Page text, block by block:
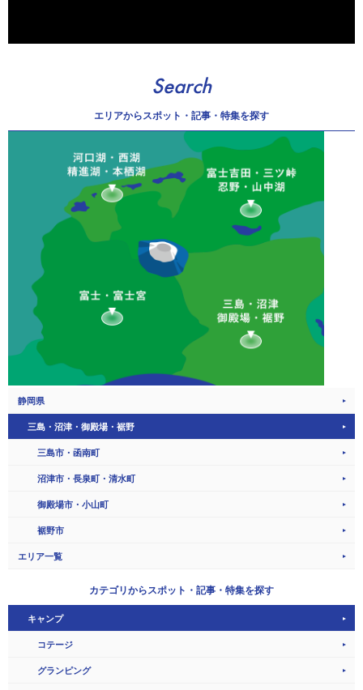
Search
エリアからスポット・記事・特集を探す
静岡県
三島・沼津・御殿場・裾野
三島市・函南町
沼津市・長泉町・清水町
御殿場市・小山町
裾野市
エリア一覧
カテゴリからスポット・記事・特集を探す
キャンプ
コテージ
グランピング